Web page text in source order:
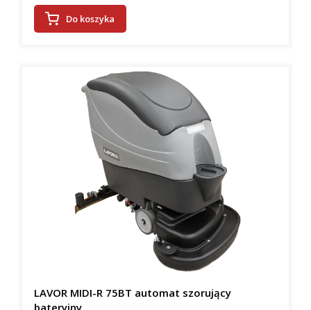
Do koszyka
LAVOR MIDI-R 75BT automat szorujący
bateryjny